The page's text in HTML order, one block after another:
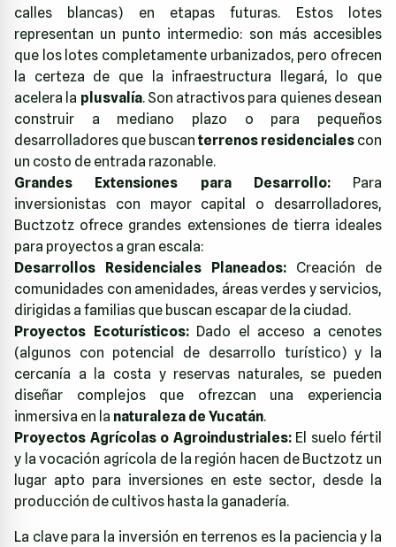
calles blancas) en etapas futuras. Estos lotes
representan un punto intermedio: son más accesibles
que los lotes completamente urbanizados, pero ofrecen
la certeza de que la infraestructura llegará, lo que
acelera la plusvalía. Son atractivos para quienes desean
construir a mediano plazo o para pequeños
desarrolladores que buscan terrenos residenciales con
un costo de entrada razonable.
Grandes Extensiones para Desarrollo:Para
inversionistas con mayor capital o desarrolladores,
Buctzotz ofrece grandes extensiones de tierra ideales
para proyectos a gran escala:
Desarrollos Residenciales Planeados: Creación de
comunidades con amenidades, áreas verdes y servicios,
dirigidas a familias que buscan escapar de la ciudad.
Proyectos Ecoturísticos:Dado el acceso a cenotes
(algunos con potencial de desarrollo turístico) y la
cercanía a la costa y reservas naturales, se pueden
diseñar complejos que ofrezcan una experiencia
inmersiva en la naturaleza de Yucatán.
Proyectos Agrícolas o Agroindustriales:El suelo fértil
y la vocación agrícola de la región hacen de Buctzotz un
lugar apto para inversiones en este sector, desde la
producción de cultivos hasta la ganadería.
La clave para la inversión en terrenos es la paciencia y la